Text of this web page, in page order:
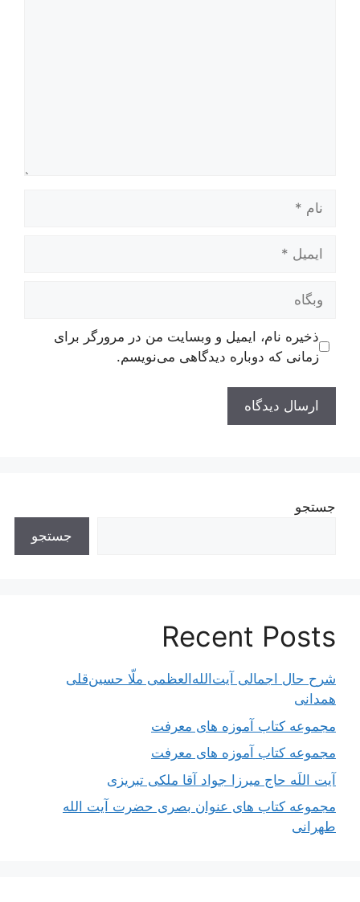
وبگاه
ذخیره نام، ایمیل و وبسایت من در مرورگر برای
زمانی که دوباره دیدگاهی می‌نویسم.
جستجو
جستجو
Recent Posts
شرح حال اجمالی آیت‌الله‌العظمی ملّا حسین‌قلی
همدانی
مجموعه کتاب آموزه های معرفت
مجموعه کتاب آموزه های معرفت
آیت اللَه حاج میرزا جواد آقا ملکی تبریزی
مجموعه کتاب های عنوان بصری حضرت آیت الله
طهرانی